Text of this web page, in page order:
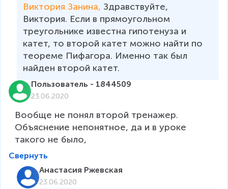
Виктория Занина, Здравствуйте,
Виктория. Если в прямоугольном
треугольнике известна гипотенуза и
катет, то второй катет можно найти по
теореме Пифагора. Именно так был
найден второй катет.
Пользователь - 1844509
23.06.2020
Вообще не понял второй тренажер.
Объяснение непонятное, да и в уроке
такого не было,
Свернуть
Анастасия Ржевская
23.06.2020